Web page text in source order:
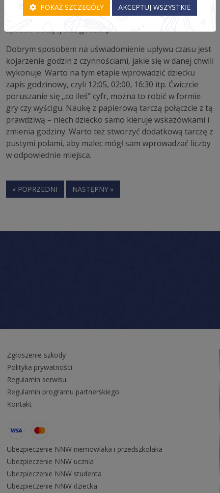
zależności między sobą) czy pory dnia. Wskazówki
zegara dowolnie przesuwamy i wyjaśniamy, w jaki
sposób odczytywać godzinę.
Dobrym sposobem na uświadomienie upływu czasu jest
kojarzenie godzin z czynnościami, jakie się w danej chwili
wykonuje. Warto na tym etapie wprowadzić dziecku
zapis godzinowy, czyli 12:05, 02:00, 16:30 itp. Ćwiczcie
poruszanie się „co ileś” cyfr, można to robić w formie
gry czy wyścigu. Naukę z papierową tarczą połączcie z tą
prawdziwą – niech dziecko samo kieruje wskazówkami i
zmienia godziny. Warto też stworzyć dodatkową tarczę z
pustymi polami, aby malec mógł sam wprowadzać liczby
w odpowiednie miejsca.
« POPRZEDNI NASTĘPNY »
Zgłoszenie szkody
Polityka prywatności
Regulamin serwisu
Regulamin programu partnerskiego
Kontakt
Ubezpieczenie NNW niemowlaka i przedszkolaka
Ubezpieczenie NNW ucznia
Ubezpieczenie NNW studenta
Ubezpieczenie NNW dziecka
POKAŻ SZCZEGÓŁY AKCEPTUJ WSZYSTKIE